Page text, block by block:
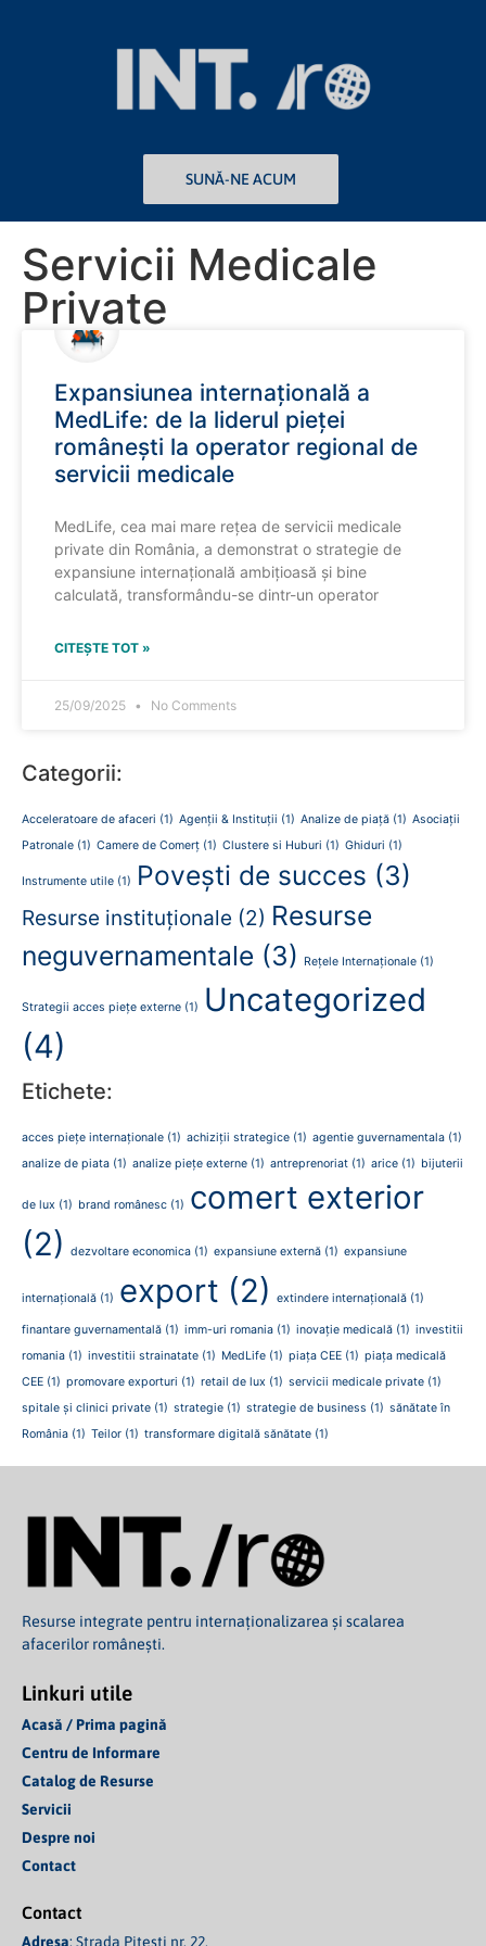
SUNĂ-NE ACUM
SUNĂ-NE ACUM
Servicii Medicale
Private
Expansiunea internațională a
MedLife: de la liderul pieței
românești la operator regional de
servicii medicale
MedLife, cea mai mare rețea de servicii medicale
private din România, a demonstrat o strategie de
expansiune internațională ambițioasă și bine
calculată, transformându-se dintr-un operator
CITEȘTE TOT »
25/09/2025 No Comments
Categorii:
Acceleratoare de afaceri (1) Agenții & Instituții (1) Analize de piață (1) Asociații
Patronale (1) Camere de Comerț (1) Clustere si Huburi (1) Ghiduri (1)
Instrumente utile (1) Povești de succes (3)
Resurse instituționale (2) Resurse
neguvernamentale (3) Rețele Internaționale (1)
Strategii acces piețe externe (1)
Uncategorized
(4)
Etichete:
acces piețe internaționale (1) achiziții strategice (1) agentie guvernamentala (1)
analize de piata (1) analize piețe externe (1) antreprenoriat (1) arice (1) bijuterii
de lux (1) brand românesc (1) comert exterior
(2)
dezvoltare economica (1) expansiune externă (1) expansiune
internațională (1) export (2) extindere internațională (1)
finantare guvernamentală (1) imm-uri romania (1) inovație medicală (1) investitii
romania (1) investitii strainatate (1) MedLife (1) piața CEE (1) piața medicală
CEE (1) promovare exporturi (1) retail de lux (1) servicii medicale private (1)
spitale și clinici private (1) strategie (1) strategie de business (1) sănătate în
România (1) Teilor (1) transformare digitală sănătate (1)
Resurse integrate pentru internaționalizarea și scalarea
afacerilor românești.
Linkuri utile
Acasă / Prima pagină
Centru de Informare
Catalog de Resurse
Servicii
Despre noi
Contact
Contact
Adresa: Strada Pitești nr. 22,